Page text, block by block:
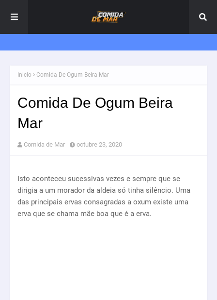
Inicio Comida De Ogum Beira Mar
Comida De Ogum Beira
Mar
Comida de Mar octubre 23, 2020
Isto aconteceu sucessivas vezes e sempre que se
dirigia a um morador da aldeia só tinha silêncio. Uma
das principais ervas consagradas a oxum existe uma
erva que se chama mãe boa que é a erva.